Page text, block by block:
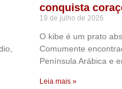
conquista
19 de julho de 2026
O kibe é um prato
Comumente
Península Arábica e
Leia mais »